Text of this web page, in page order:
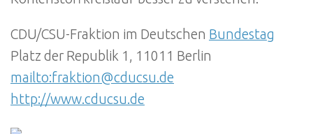
CDU/CSU-Fraktion im Deutschen Bundestag
Platz der Republik 1, 11011 Berlin
mailto:fraktion@cducsu.de
http://www.cducsu.de